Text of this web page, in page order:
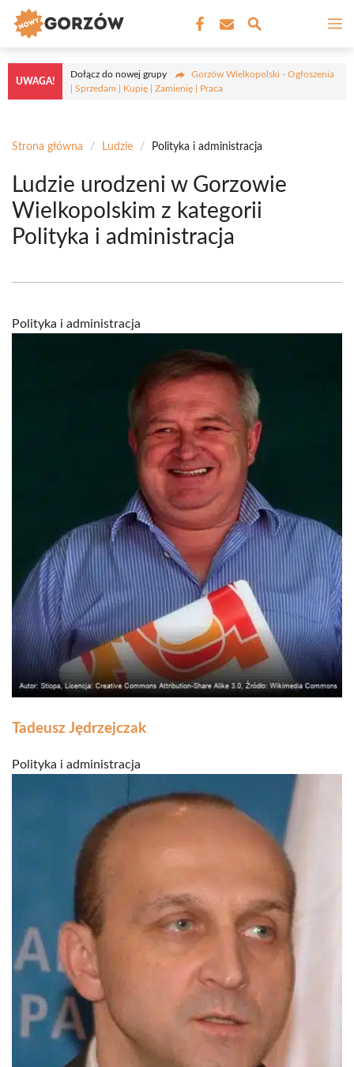
Przejdź
treści
UWAGA!
Dołącz do nowej grupy
Gorzów Wielkopolski - Ogłoszenia
| Sprzedam | Kupię | Zamienię | Praca
Strona główna / Ludzie / Polityka i administracja
Ludzie urodzeni w Gorzowie
Wielkopolskim z kategorii
Polityka i administracja
Polityka i administracja
Tadeusz Jędrzejczak
Polityka i administracja